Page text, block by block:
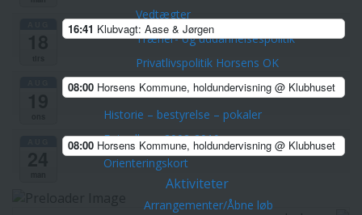
Vedtægter
Træner- og uddannelsespolitik
Privatlivspolitik Horsens OK
Cookies politik
Historie – bestyrelse – pokaler
Fotoalbum 2002-2010
Orienteringskort
Aktiviteter
Arrangementer/Åbne løb
16:41 Klubvagt: Aase & Jørgen
08:00 Horsens Kommune, holdundervisning @ Klubhuset
08:00 Horsens Kommune, holdundervisning @ Klubhuset